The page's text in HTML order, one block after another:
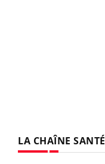
LA CHAÎNE SANTÉ